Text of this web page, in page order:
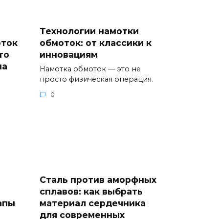
Технологии намотки
обмоток: от классики к
инновациям
Намотка обмоток — это не
просто физическая операция.
0
Сталь против аморфных
сплавов: как выбрать
материал сердечника
для современных